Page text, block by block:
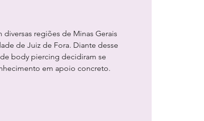
diversas regiões de Minas Gerais
de Juiz de Fora. Diante desse
body piercing decidiram se
em apoio concreto.